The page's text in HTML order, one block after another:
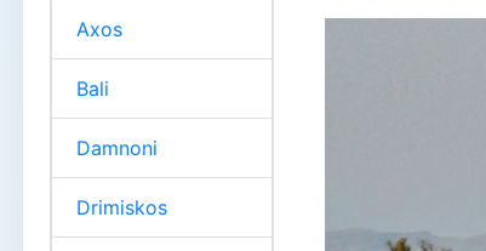
Axos
Bali
Damnoni
Drimiskos